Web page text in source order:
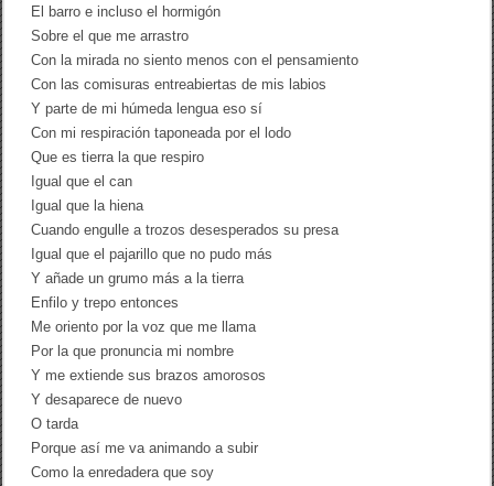
El barro e incluso el hormigón
Sobre el que me arrastro
Con la mirada no siento menos con el pensamiento
Con las comisuras entreabiertas de mis labios
Y parte de mi húmeda lengua eso sí
Con mi respiración taponeada por el lodo
Que es tierra la que respiro
Igual que el can
Igual que la hiena
Cuando engulle a trozos desesperados su presa
Igual que el pajarillo que no pudo más
Y añade un grumo más a la tierra
Enfilo y trepo entonces
Me oriento por la voz que me llama
Por la que pronuncia mi nombre
Y me extiende sus brazos amorosos
Y desaparece de nuevo
O tarda
Porque así me va animando a subir
Como la enredadera que soy